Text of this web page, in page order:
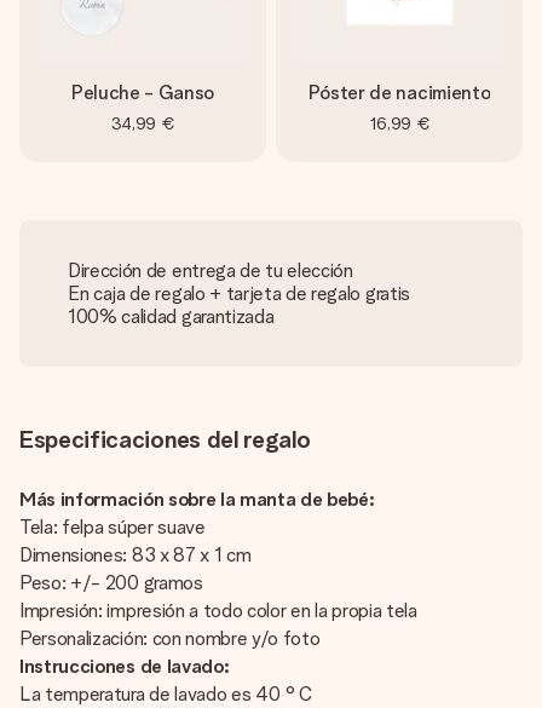
Peluche - Ganso
34,99 €
Póster de nacimiento
16,99 €
Dirección de entrega de tu elección
En caja de regalo + tarjeta de regalo gratis
100% calidad garantizada
Especificaciones del regalo
Más información sobre la manta de bebé:
Tela: felpa súper suave
Dimensiones: 83 x 87 x 1 cm
Peso: +/- 200 gramos
Impresión: impresión a todo color en la propia tela
Personalización: con nombre y/o foto
Instrucciones de lavado:
La temperatura de lavado es 40 ° C